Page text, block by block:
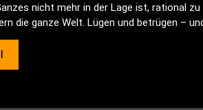
nicht mehr in der Lage ist, rational
die ganze Welt. Lügen und betrügen –